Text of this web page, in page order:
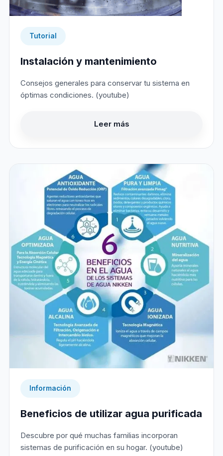
Tutorial
Instalación y mantenimiento
Consejos generales para conservar tu sistema en
óptimas condiciones. (youtube)
Leer más
Información
Beneficios de utilizar agua purificada
Descubre por qué muchas familias incorporan
sistemas de purificación en su hogar. (youtube)